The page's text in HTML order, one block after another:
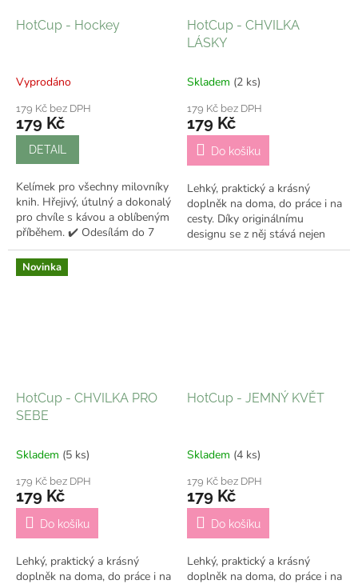
HotCup - Hockey
Vyprodáno
179 Kč bez DPH
179 Kč
DETAIL
Kelímek pro všechny milovníky
knih. Hřejivý, útulný a dokonalý
pro chvíle s kávou a oblíbeným
příběhem. ✔️ Odesílám do 7
pracovních dní
HotCup - CHVILKA
LÁSKY
Skladem (2 ks)
179 Kč bez DPH
179 Kč
Do košíku
Lehký, praktický a krásný
doplněk na doma, do práce i na
cesty. Díky originálnímu
designu se z něj stává nejen
praktický kelímek, ale i stylový
Novinka
HotCup - CHVILKA PRO
SEBE
Skladem (5 ks)
179 Kč bez DPH
179 Kč
Do košíku
Lehký, praktický a krásný
doplněk na doma, do práce i na
HotCup - JEMNÝ KVĚT
Skladem (4 ks)
179 Kč bez DPH
179 Kč
Do košíku
Lehký, praktický a krásný
doplněk na doma, do práce i na